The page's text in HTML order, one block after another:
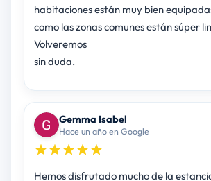
habitaciones están muy bien
como las zonas comunes están súper
Volveremos
sin duda.
Gemma Isabel
Hace un año en Google
Hemos disfrutado mucho de la